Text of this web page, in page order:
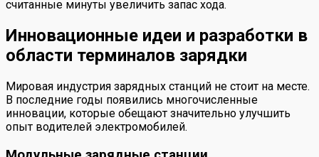
считанные минуты увеличить запас хода.
Инновационные идеи и разработки в
области терминалов зарядки
Мировая индустрия зарядных станций не стоит на месте.
В последние годы появились многочисленные
инновации, которые обещают значительно улучшить
опыт водителей электромобилей.